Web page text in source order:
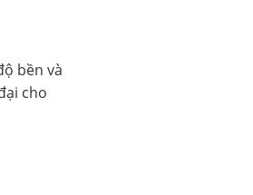
bền và
cho